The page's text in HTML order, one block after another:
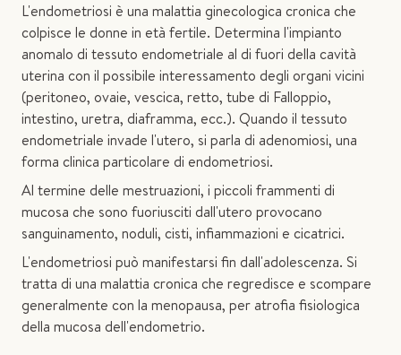
L'endometriosi è una malattia ginecologica cronica che
colpisce le donne in età fertile. Determina l'impianto
anomalo di tessuto endometriale al di fuori della cavità
uterina con il possibile interessamento degli organi vicini
(peritoneo, ovaie, vescica, retto, tube di Falloppio,
intestino, uretra, diaframma, ecc.). Quando il tessuto
endometriale invade l'utero, si parla di adenomiosi, una
forma clinica particolare di endometriosi.
Al termine delle mestruazioni, i piccoli frammenti di
mucosa che sono fuoriusciti dall'utero provocano
sanguinamento, noduli, cisti, infiammazioni e cicatrici.
L'endometriosi può manifestarsi fin dall'adolescenza. Si
tratta di una malattia cronica che regredisce e scompare
generalmente con la menopausa, per atrofia fisiologica
della mucosa dell'endometrio.